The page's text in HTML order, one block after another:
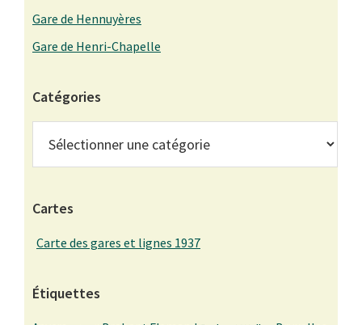
Gare de Hennuyères
Gare de Henri-Chapelle
Catégories
Cartes
Carte des gares et lignes 1937
Étiquettes